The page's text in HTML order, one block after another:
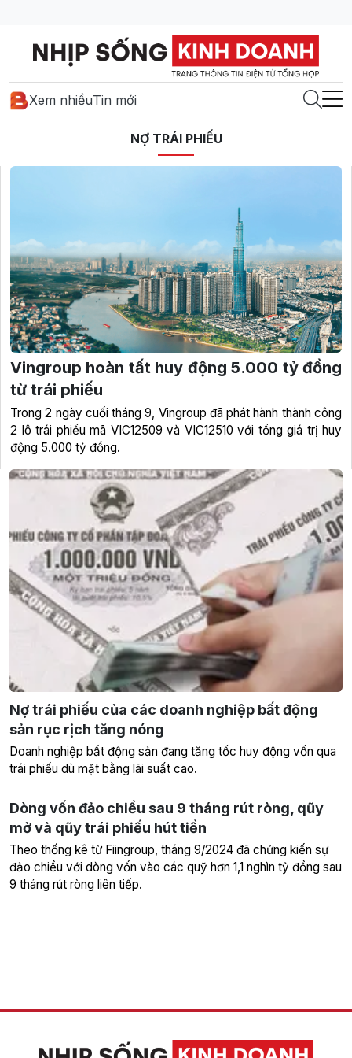
Xem nhiềuTin mới
NỢ TRÁI PHIẾU
Nợ trái phiếu của các doanh nghiệp bất động
sản rục rịch tăng nóng
Doanh nghiệp bất động sản đang tăng tốc huy động vốn qua
trái phiếu dù mặt bằng lãi suất cao.
Vingroup hoàn tất huy động 5.000 tỷ đồng
từ trái phiếu
Trong 2 ngày cuối tháng 9, Vingroup đã phát hành thành công
2 lô trái phiếu mã VIC12509 và VIC12510 với tổng giá trị huy
động 5.000 tỷ đồng.
Dòng vốn đảo chiều sau 9 tháng rút ròng, qũy
mở và qũy trái phiếu hút tiền
Theo thống kê từ Fiingroup, tháng 9/2024 đã chứng kiến sự
đảo chiều với dòng vốn vào các quỹ hơn 1,1 nghìn tỷ đồng sau
9 tháng rút ròng liên tiếp.